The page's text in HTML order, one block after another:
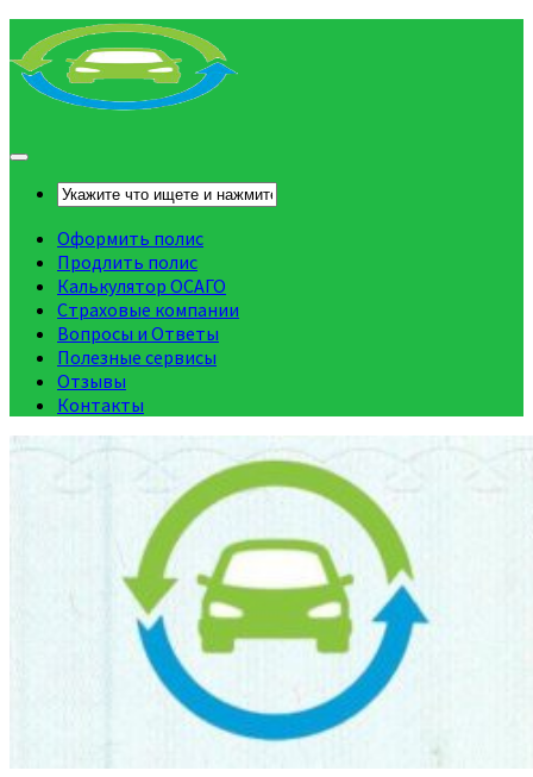
Оформить полис
Продлить полис
Калькулятор ОСАГО
Страховые компании
Вопросы и Ответы
Полезные сервисы
Отзывы
Контакты